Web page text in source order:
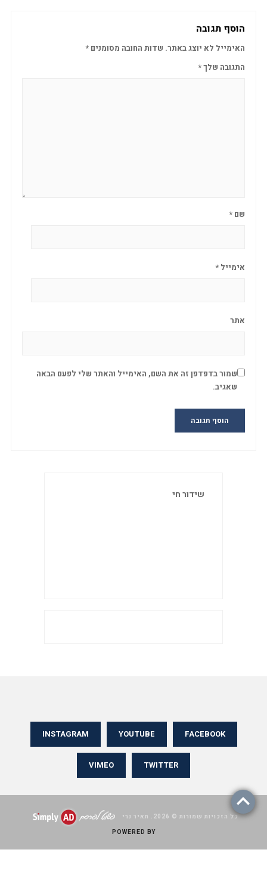
הוסף תגובה
האימייל לא יוצג באתר. שדות החובה מסומנים *
התגובה שלך*
שם *
אימייל *
אתר
שמור בדפדפן זה את השם, האימייל והאתר שלי לפעם הבאה
שאגיב.
שידור חי
FACEBOOK
YOUTUBE
INSTAGRAM
TWITTER
VIMEO
כל הזכויות שמורות © 2026. תאיר נרי
POWERED BY